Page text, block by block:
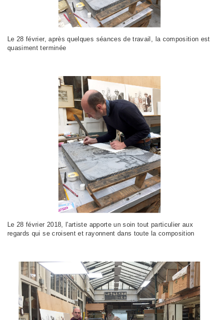
Le 28 février, après quelques séances de travail, la composition est
quasiment terminée
Le 28 février 2018, l'artiste apporte un soin tout particulier aux
regards qui se croisent et rayonnent dans toute la composition